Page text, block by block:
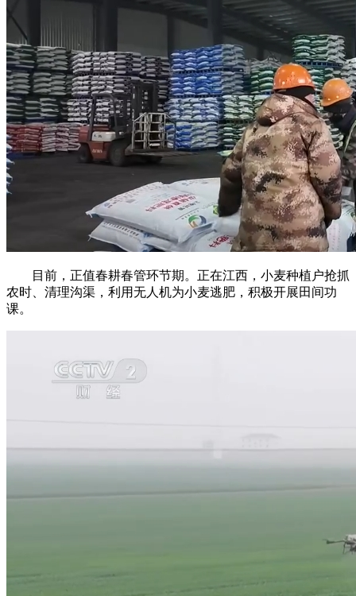
目前，正值春耕春管环节期。正在江西，小麦种植户抢抓
农时、清理沟渠，利用无人机为小麦逃肥，积极开展田间功
课。